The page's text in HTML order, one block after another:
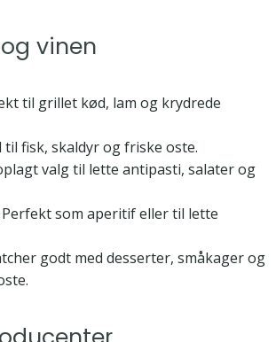
vinen
til grillet kød, lam og krydrede
til fisk, skaldyr og friske oste.
valg til lette antipasti, salater og
Perfekt som aperitif eller til lette
godt med desserter, småkager og